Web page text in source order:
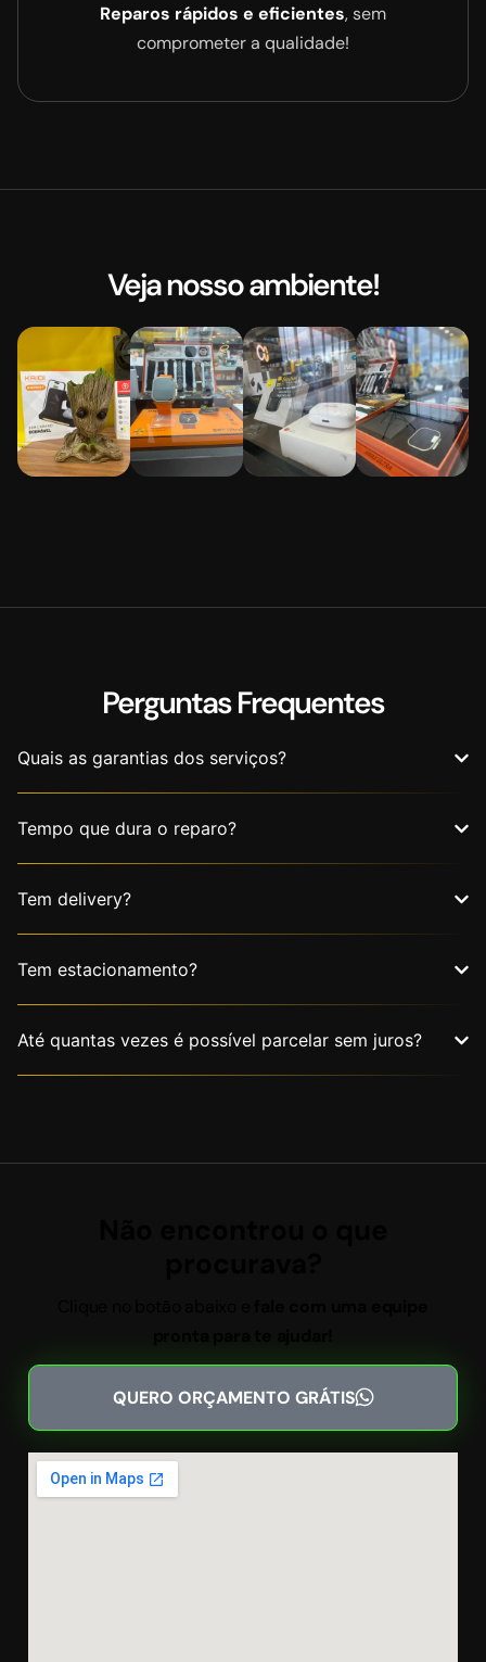
Reparos rápidos e eficientes, sem
comprometer a qualidade!
Veja nosso ambiente!
Perguntas Frequentes
Quais as garantias dos serviços?
Tempo que dura o reparo?
Tem delivery?
Tem estacionamento?
Até quantas vezes é possível parcelar sem juros?
QUERO ORÇAMENTO GRÁTIS